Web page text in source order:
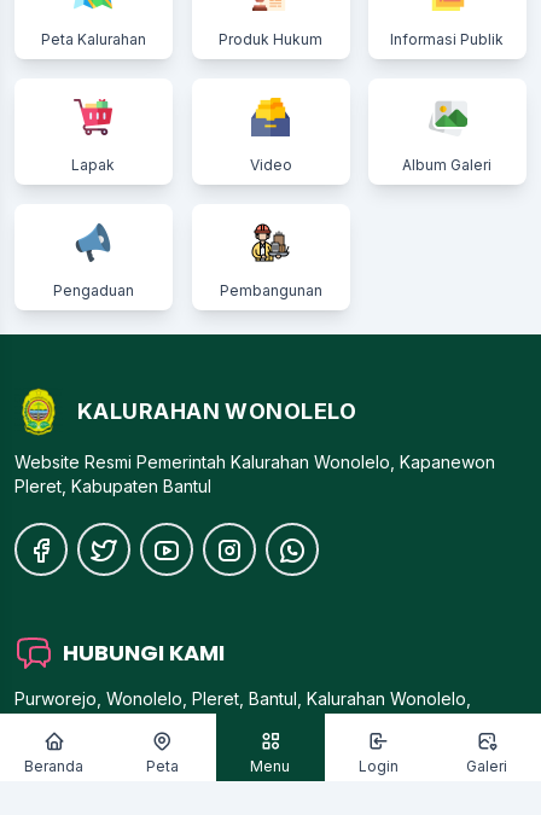
Peta Kalurahan Produk Hukum Informasi Publik
Lapak Video Album Galeri
Pengaduan Pembangunan
Beranda Peta Menu Login Galeri
KALURAHAN WONOLELO
Website Resmi Pemerintah Kalurahan Wonolelo, Kapanewon
Pleret, Kabupaten Bantul
HUBUNGI KAMI
Purworejo, Wonolelo, Pleret, Bantul, Kalurahan Wonolelo,
Indonesia, 55791.